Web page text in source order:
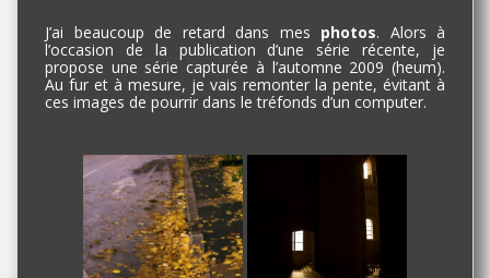
J’ai beaucoup de retard dans mes photos. Alors à
l’occasion de la publication d’une série récente, je
propose une série capturée à l’automne 2009 (heum).
Au fur et à mesure, je vais remonter la pente, évitant à
ces images de pourrir dans le tréfonds d’un computer.